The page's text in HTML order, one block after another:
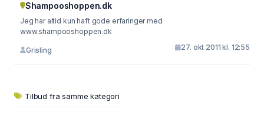
Shampooshoppen.dk
Jeg har altid kun haft gode erfaringer med
www.shampooshoppen.dk
Grisling 27. okt 2011 kl. 12:55
Tilbud fra samme kategori